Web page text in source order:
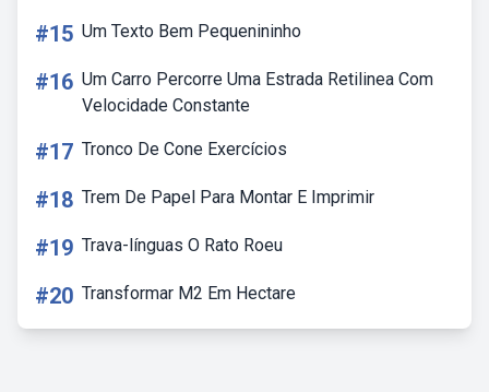
#15 Um Texto Bem Pequenininho
#16 Um Carro Percorre Uma Estrada Retilinea Com
Velocidade Constante
#17 Tronco De Cone Exercícios
#18 Trem De Papel Para Montar E Imprimir
#19 Trava-línguas O Rato Roeu
#20 Transformar M2 Em Hectare